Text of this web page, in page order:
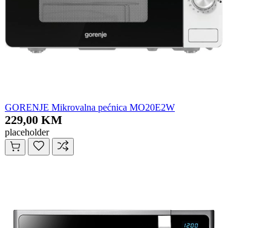
GORENJE Mikrovalna pećnica MO20E2W
229,00 KM
placeholder